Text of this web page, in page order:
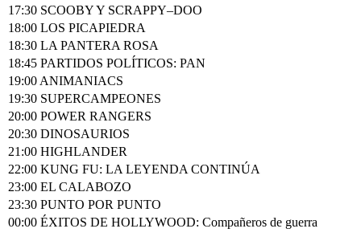
17:30 SCOOBY Y SCRAPPY–DOO
18:00 LOS PICAPIEDRA
18:30 LA PANTERA ROSA
18:45 PARTIDOS POLÍTICOS: PAN
19:00 ANIMANIACS
19:30 SUPERCAMPEONES
20:00 POWER RANGERS
20:30 DINOSAURIOS
21:00 HIGHLANDER
22:00 KUNG FU: LA LEYENDA CONTINÚA
23:00 EL CALABOZO
23:30 PUNTO POR PUNTO
00:00 ÉXITOS DE HOLLYWOOD: Compañeros de guerra